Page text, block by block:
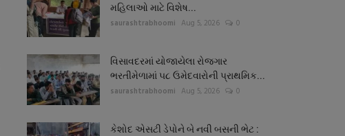
મહિલાઓ માટે વિશેષ...
saurashtrabhoomi Aug 5, 2026 0
વિસાવદરમાં યોજાયેલા રોજગાર
ભરતીમેળામાં ૫૮ ઉમેદવારોની પ્રાથમિક...
saurashtrabhoomi Aug 5, 2026 0
કેશોદ એસટી ડેપોને બે નવી બસની ભેટ :